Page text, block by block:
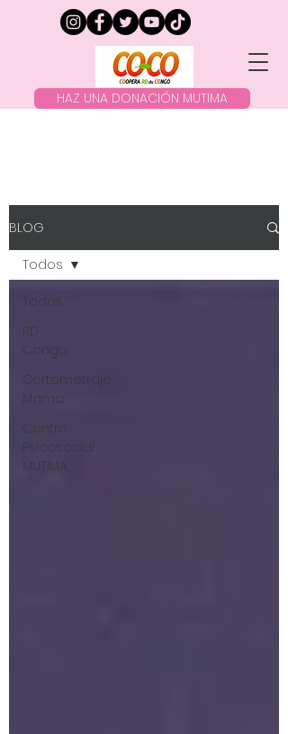
HAZ UNA DONACIÓN MUTIMA
BLOG
Todos
RD
Congo
Cortometraje
Mama
Centro
Psicosocial
MUTIMA
Todos